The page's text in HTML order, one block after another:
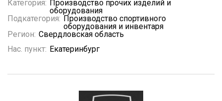
Категория: Производство прочих изделий и
оборудования
Подкатегория: Производство спортивного
оборудования и инвентаря
Регион: Свердловская область
Нас. пункт: Екатеринбург